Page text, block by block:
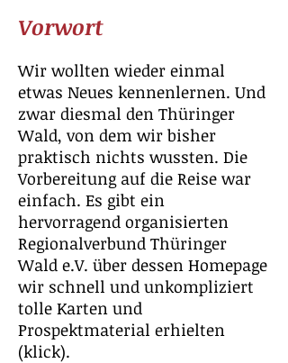
Vorwort
Wir wollten wieder einmal
etwas Neues kennenlernen. Und
zwar diesmal den Thüringer
Wald, von dem wir bisher
praktisch nichts wussten. Die
Vorbereitung auf die Reise war
einfach. Es gibt ein
hervorragend organisierten
Regionalverbund Thüringer
Wald e.V. über dessen Homepage
wir schnell und unkompliziert
tolle Karten und
Prospektmaterial erhielten
(klick).